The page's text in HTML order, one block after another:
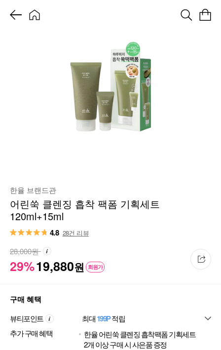
한율 브랜드관
어린쑥 클렌징 흡착 팩폼 기획세트
120ml+15ml
4.8 28건 리뷰
29%19,880원 회원가
28,000원
구매 혜택
뷰티포인트 최대199P적립
추가 구매 혜택
한율 어린쑥 클렌징 흡착팩폼 기획세트
2개 이상 구매 시 사은품 증정